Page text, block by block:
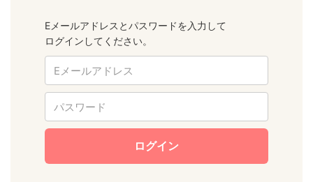
Eメールアドレスとパスワードを入力して
ログインしてください。
ログイン